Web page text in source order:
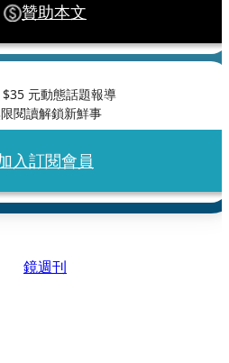
贊助本文
$35 元動態話題報導
閱讀解鎖新鮮事
入訂閱會員
鏡週刊